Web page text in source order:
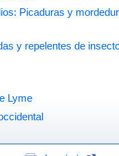
Picaduras y
y repelentes de
Lyme